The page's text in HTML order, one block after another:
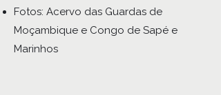
Fotos: Acervo das Guardas de
Moçambique e Congo de Sapé e
Marinhos